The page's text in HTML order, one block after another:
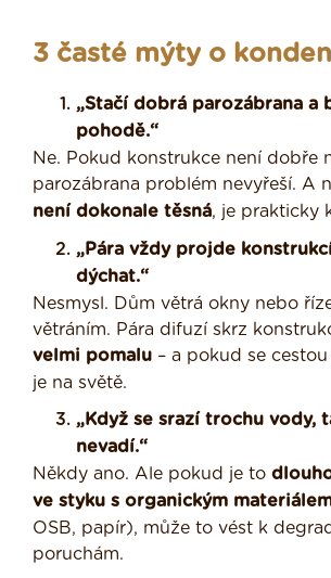
3 časté mýty o
„Stačí dobrá parozábrana a
pohodě.“
Ne. Pokud konstrukce není dobře
parozábrana problém nevyřeší. A
není dokonale těsná, je prakticky
„Pára vždy projde
dýchat.“
Nesmysl. Dům větrá okny nebo
větráním. Pára difuzí skrz
velmi pomalu – a pokud se
je na světě.
„Když se srazí trochu vody,
nevadí.“
Někdy ano. Ale pokud je to
ve styku s organickým
OSB, papír), může to vést k
poruchám.